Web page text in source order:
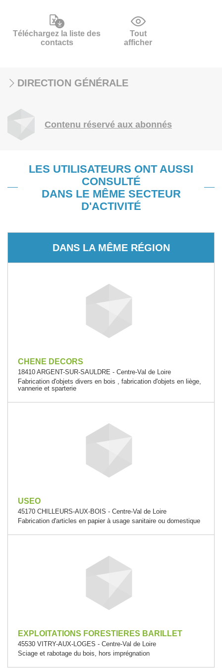
Téléchargez la liste des
contacts
Tout
afficher
DIRECTION GÉNÉRALE
Contenu réservé aux abonnés
LES UTILISATEURS ONT AUSSI
CONSULTÉ
DANS LE MÊME SECTEUR
D'ACTIVITÉ
DANS LA MÊME RÉGION
CHENE DECORS
18410 ARGENT-SUR-SAULDRE - Centre-Val de Loire
Fabrication d'objets divers en bois , fabrication d'objets en liège,
vannerie et sparterie
USEO
45170 CHILLEURS-AUX-BOIS - Centre-Val de Loire
Fabrication d'articles en papier à usage sanitaire ou domestique
EXPLOITATIONS FORESTIERES BARILLET
45530 VITRY-AUX-LOGES - Centre-Val de Loire
Sciage et rabotage du bois, hors imprégnation